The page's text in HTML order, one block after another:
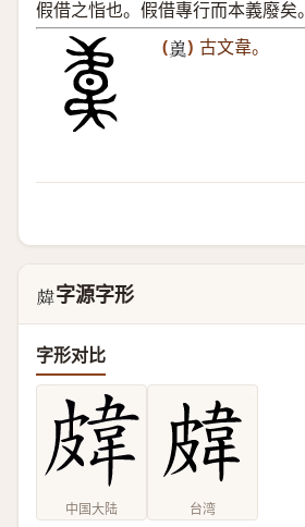
假借之恉也。假借專行而本義廢矣。
(𣍄 ) 古文韋。
𥀊 字源字形
字形对比
中国大陆 台湾